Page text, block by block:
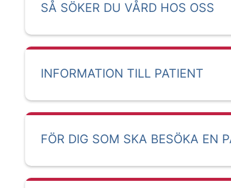
SÅ SÖKER DU VÅRD HOS OSS
INFORMATION TILL PATIENT
FÖR DIG SOM SKA BESÖKA EN